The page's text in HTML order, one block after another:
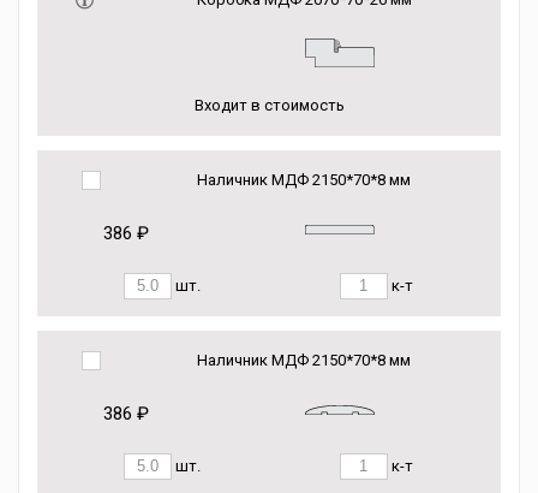
Входит в стоимость
Наличник МДФ 2150*70*8 мм
386 ₽
шт. к-т
Наличник МДФ 2150*70*8 мм
386 ₽
шт. к-т